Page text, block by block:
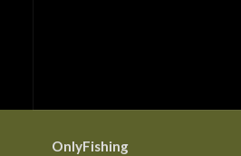
OnlyFishing